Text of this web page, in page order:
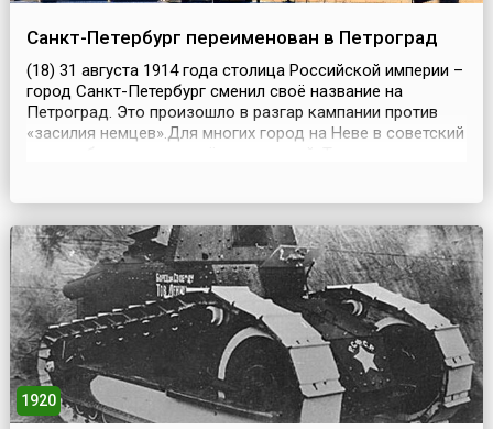
Санкт-Петербург переименован в Петроград
(18) 31 августа 1914 года столица Российской империи –
город Санкт-Петербург сменил своё название на
Петроград. Это произошло в разгар кампании против
«засилия немцев».Для многих город на Неве в советский
1920